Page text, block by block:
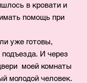
в кровати и
помощь при
уже готовы,
подъезда. И через
моей комнаты
молодой человек.